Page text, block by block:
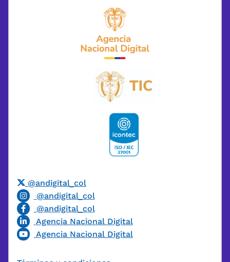
@andigital_col
@andigital_col
@andigital_col
Agencia Nacional Digital
Agencia Nacional Digital